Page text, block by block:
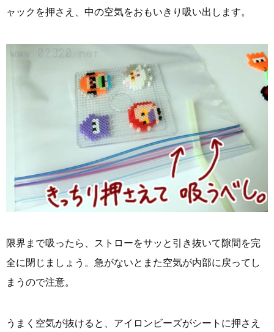
ャックを押さえ、中の空気をおもいきり吸い出します。
限界まで吸ったら、ストローをサッと引き抜いて隙間を完
全に閉じましょう。急がないとまた空気が内部に戻ってし
まうので注意。
うまく空気が抜けると、アイロンビーズがシートに押さえ